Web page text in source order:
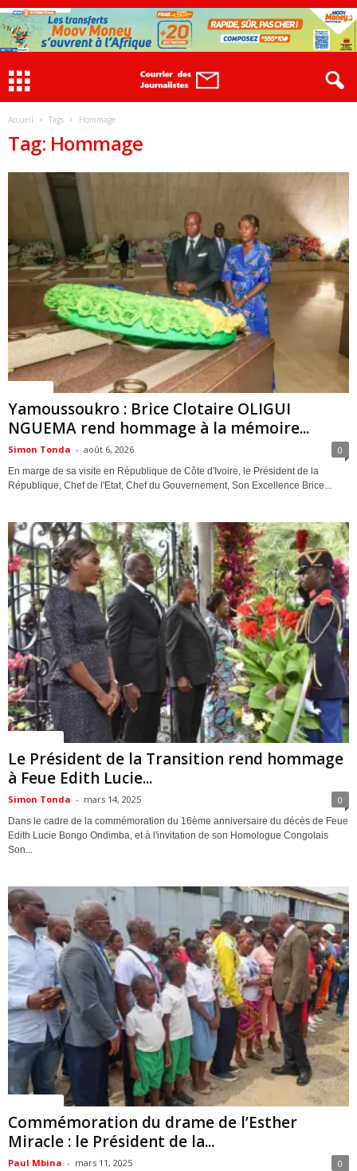
Accueil Tags Hommage
Tag: Hommage
Yamoussoukro : Brice Clotaire OLIGUI
NGUEMA rend hommage à la mémoire...
Simon Tonda - août 6, 2026 0
En marge de sa visite en République de Côte d'Ivoire, le Président de la
République, Chef de l'Etat, Chef du Gouvernement, Son Excellence Brice...
Le Président de la Transition rend hommage
à Feue Edith Lucie...
Simon Tonda - mars 14, 2025 0
Dans le cadre de la commémoration du 16ème anniversaire du décès de Feue
Edith Lucie Bongo Ondimba, et à l'invitation de son Homologue Congolais
Son...
Commémoration du drame de l’Esther
Miracle : le Président de la...
Paul Mbina - mars 11, 2025 0